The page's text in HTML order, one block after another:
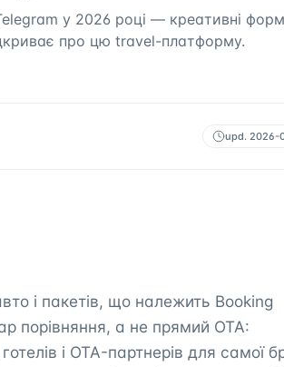
у 2026 році — креативні
про цю travel-платформу.
upd. 2026-
і пакетів, що належить Booking
порівняння, а не прямий OTA:
і OTA-партнерів для самої